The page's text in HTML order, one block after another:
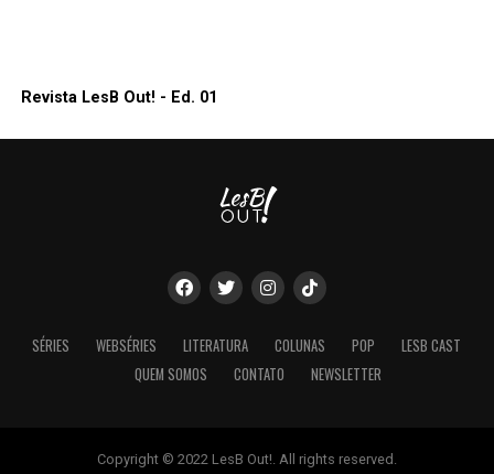
Revista LesB Out! - Ed. 01
SÉRIES WEBSÉRIES LITERATURA COLUNAS POP
LESB CAST
QUEM SOMOS
CONTATO NEWSLETTER
Copyright © 2022 LesB Out!. All rights reserved.